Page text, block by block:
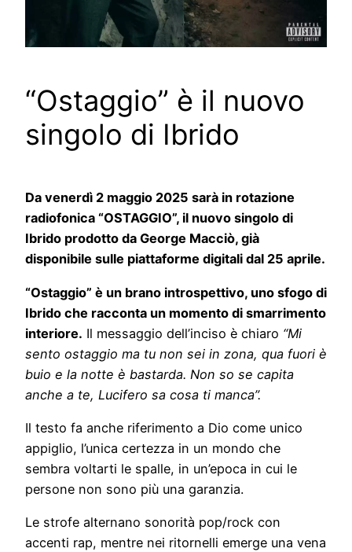
“Ostaggio” è il nuovo
singolo di Ibrido
Da venerdì 2 maggio 2025 sarà in rotazione
radiofonica “OSTAGGIO”, il nuovo singolo di
Ibrido prodotto da George Macciò, già
disponibile sulle piattaforme digitali dal 25 aprile.
“Ostaggio” è un brano introspettivo, uno sfogo di
Ibrido che racconta un momento di smarrimento
interiore. Il messaggio dell’inciso è chiaro “Mi
sento ostaggio ma tu non sei in zona, qua fuori è
buio e la notte è bastarda. Non so se capita
anche a te, Lucifero sa cosa ti manca”.
Il testo fa anche riferimento a Dio come unico
appiglio, l’unica certezza in un mondo che
sembra voltarti le spalle, in un’epoca in cui le
persone non sono più una garanzia.
Le strofe alternano sonorità pop/rock con
accenti rap, mentre nei ritornelli emerge una vena